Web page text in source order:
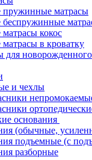
пружинные матрасы
беспружинные
матрасы кокос
матрасы в кроватку
для новорожденного
и чехлы
основания
(обычные,
подъемные (с
разборные